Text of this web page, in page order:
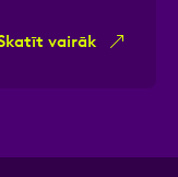
vairāk